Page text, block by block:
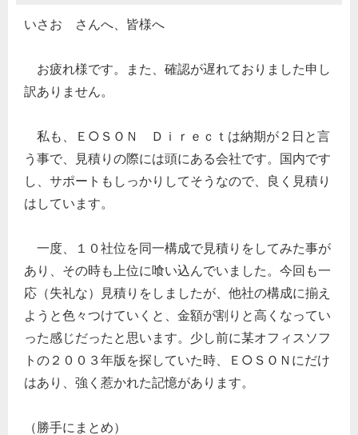
いさお さんへ、皆様へ
お疲れ様です。また、確認が遅れておりました申し
訳ありません。
私も、Ｅ○ＳＯＮ Ｄｉｒｅｃｔは納期が２日と言
う事で、見積りの際には頭にある会社です。国内です
し、サポートもしっかりしてそうなので、良く見積り
はしています。
一度、１０社位を同一構成で見積りをしてみた事が
あり、その時も上位に喰い込んでいました。今回も一
応（失礼な）見積りをしましたが、他社の構成に揃え
ようと色々つけていくと、金額が割りと高くなってい
った感じだったと思います。少し前に某オフィスソフ
トの２００３年版を探していた時、Ｅ○ＳＯＮにだけ
はあり、強く惹かれた記憶があります。
（勝手にまとめ）